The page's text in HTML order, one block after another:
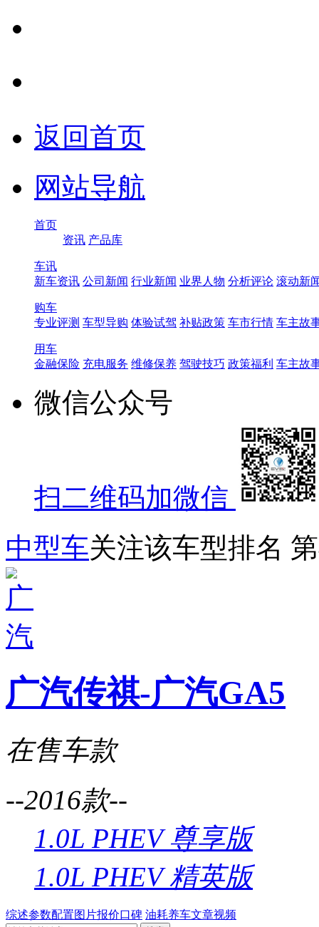
返回首页
网站导航
首页
资讯 产品库
车讯
新车资讯 公司新闻 行业新闻 业界人物 分析评论 滚动新
购车
专业评测 车型导购 体验试驾 补贴政策 车市行情 车主故
用车
金融保险 充电服务 维修保养 驾驶技巧 政策福利 车主故
微信公众号
扫二维码加微信
中型车关注该车型排名
广汽传祺-广汽GA5
在售车款
--2016款--
1.0L PHEV 尊享版
1.0L PHEV 精英版
综述参数配置图片报价口碑 油耗养车文章视频